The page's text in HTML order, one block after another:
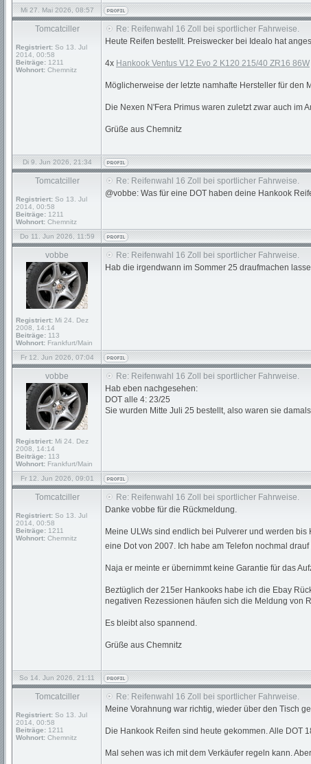
Mi 27. Mai 2026, 08:57
Tomcatciller
Registriert: So 13. Jul
2014, 00:58
Beiträge: 1211
Wohnort: Chemnitz
Re: Reifenwahl 16 Zoll bei sportlicher Fahrweise.
Heute Reifen bestellt. Preiswecker bei Idealo hat
4x Hankook Ventus V12 Evo 2 K120 215/40 ZR16 86W
Möglicherweise der letzte namhafte Hersteller für den
Die Nexen N'Fera Primus waren zuletzt zwar auch im
Grüße aus Chemnitz
Di 9. Jun 2026, 21:34
Tomcatciller
Registriert: So 13. Jul
2014, 00:58
Beiträge: 1211
Wohnort: Chemnitz
Re: Reifenwahl 16 Zoll bei sportlicher Fahrweise.
@vobbe: Was für eine DOT haben deine Hankook
Do 11. Jun 2026, 11:59
vobbe
Registriert: Mi 24. Dez
2008, 14:14
Beiträge: 113
Wohnort: Frankfurt/Main
Re: Reifenwahl 16 Zoll bei sportlicher Fahrweise.
Hab die irgendwann im Sommer 25 draufmachen
Fr 12. Jun 2026, 07:04
vobbe
Registriert: Mi 24. Dez
2008, 14:14
Beiträge: 113
Wohnort: Frankfurt/Main
Re: Reifenwahl 16 Zoll bei sportlicher Fahrweise.
Hab eben nachgesehen:
DOT alle 4: 23/25
Sie wurden Mitte Juli 25 bestellt, also waren sie
Fr 12. Jun 2026, 09:01
Tomcatciller
Registriert: So 13. Jul
2014, 00:58
Beiträge: 1211
Wohnort: Chemnitz
Re: Reifenwahl 16 Zoll bei sportlicher Fahrweise.
Danke vobbe für die Rückmeldung.
Meine ULWs sind endlich bei Pulverer und werden
eine Dot von 2007. Ich habe am Telefon nochmal
Naja er meinte er übernimmt keine Garantie für das
Beztüglich der 215er Hankooks habe ich die Ebay
negativen Rezessionen häufen sich die Meldung von
Es bleibt also spannend.
Grüße aus Chemnitz
So 14. Jun 2026, 21:11
Tomcatciller
Registriert: So 13. Jul
2014, 00:58
Beiträge: 1211
Wohnort: Chemnitz
Re: Reifenwahl 16 Zoll bei sportlicher Fahrweise.
Meine Vorahnung war richtig, wieder über den Tisch
Die Hankook Reifen sind heute gekommen. Alle DOT
Mal sehen was ich mit dem Verkäufer regeln kann.